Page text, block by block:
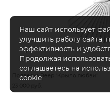
Подвеска Веер 'Крыло любви'
23 000 pуб.
Наш сайт использует
улучшить работу сайта,
эффективность и
Продолжая
соглашаетесь на
cookie.